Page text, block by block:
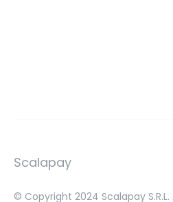
Scalapay
© Copyright 2024 Scalapay S.R.L.